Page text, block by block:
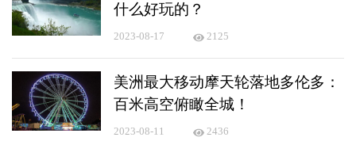
什么好玩的？
2023-08-17 2125
美洲最大移动摩天轮落地多伦多：
百米高空俯瞰全城！
2023-08-11 2436